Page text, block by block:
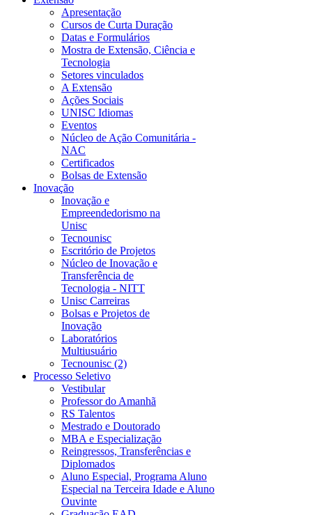
Apresentação
Cursos de Curta Duração
Datas e Formulários
Mostra de Extensão, Ciência e
Tecnologia
Setores vinculados
A Extensão
Ações Sociais
UNISC Idiomas
Eventos
Núcleo de Ação Comunitária -
NAC
Certificados
Bolsas de Extensão
Inovação
Inovação e
Empreendedorismo na
Unisc
Tecnounisc
Escritório de Projetos
Núcleo de Inovação e
Transferência de
Tecnologia - NITT
Unisc Carreiras
Bolsas e Projetos de
Inovação
Laboratórios
Multiusuário
Tecnounisc (2)
Processo Seletivo
Vestibular
Professor do Amanhã
RS Talentos
Mestrado e Doutorado
MBA e Especialização
Reingressos, Transferências e
Diplomados
Aluno Especial, Programa Aluno
Especial na Terceira Idade e Aluno
Ouvinte